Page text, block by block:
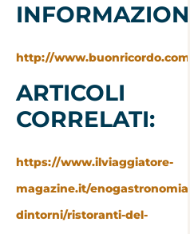
INFORMAZIONI:
http://www.buonricordo.com
ARTICOLI
CORRELATI:
https://www.ilviaggiatore-
magazine.it/enogastronomia-
dintorni/ristoranti-del-